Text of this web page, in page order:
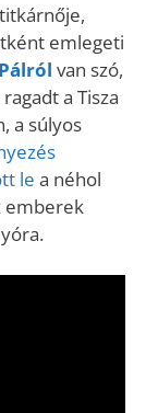
emlegeti
van szó,
a Tisza
a súlyos
le a néhol
emberek